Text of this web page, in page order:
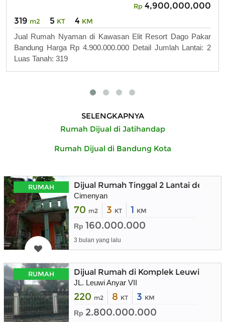
Rp 4,900,000,000
319 m2 5 KT 4 KM
Jual Rumah Nyaman di Kawasan Elit Resort Dago Pakar
Bandung Harga Rp 4.900.000.000 Detail Jumlah Lantai: 2
Luas Tanah: 319
SELENGKAPNYA
Rumah Dijual di Jatihandap
Rumah Dijual di Bandung Kota
RUMAH Dijual Rumah Tinggal 2 Lantai
Cimenyan
70 m2 3 KT 1 KM
Rp 160.000.000
3 bulan yang lalu
RUMAH Dijual Rumah di Komplek Leuwi
JL. Leuwi Anyar VII
220 m2 8 KT 3 KM
Rp 2.800.000.000